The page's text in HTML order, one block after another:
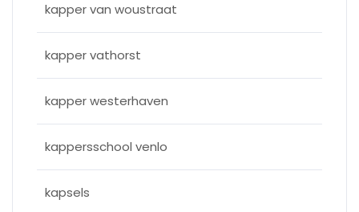
kapper van woustraat
kapper vathorst
kapper westerhaven
kappersschool venlo
kapsels